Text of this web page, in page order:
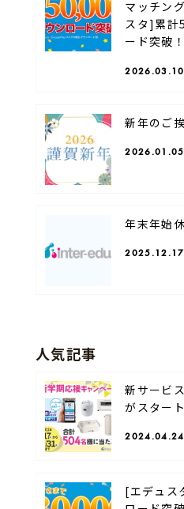
マッチン
スタ]累計
ード突破！
2026.03.10
新年のご
2026.01.05
年末年始
2025.12.17
人気記事
新サービ
がスタート
2024.04.24
[エデュス